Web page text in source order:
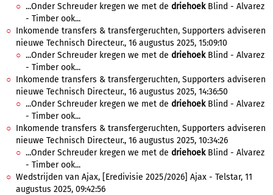
...Onder Schreuder kregen we met de driehoekBlind - Alvarez
- Timber ook...
Inkomende transfers & transfergeruchten, Supporters adviseren
nieuwe Technisch Directeur., 16 augustus 2025, 15:09:10
...Onder Schreuder kregen we met de driehoekBlind - Alvarez
- Timber ook...
Inkomende transfers & transfergeruchten, Supporters adviseren
nieuwe Technisch Directeur., 16 augustus 2025, 14:36:50
...Onder Schreuder kregen we met de driehoekBlind - Alvarez
- Timber ook...
Inkomende transfers & transfergeruchten, Supporters adviseren
nieuwe Technisch Directeur., 16 augustus 2025, 10:34:26
...Onder Schreuder kregen we met de driehoekBlind - Alvarez
- Timber ook...
Wedstrijden van Ajax, [Eredivisie 2025/2026] Ajax - Telstar, 11
augustus 2025, 09:42:56